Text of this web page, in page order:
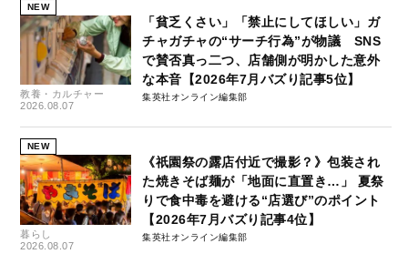
NEW
教養・カルチャー
2026.08.07
「貧乏くさい」「禁止にしてほしい」ガ
チャガチャの“サーチ行為”が物議 SNS
で賛否真っ二つ、店舗側が明かした意外
な本音【2026年7月バズり記事5位】
集英社オンライン編集部
NEW
暮らし
2026.08.07
《祇園祭の露店付近で撮影？》包装され
た焼きそば麺が「地面に直置き…」 夏祭
りで食中毒を避ける“店選び”のポイント
【2026年7月バズり記事4位】
集英社オンライン編集部